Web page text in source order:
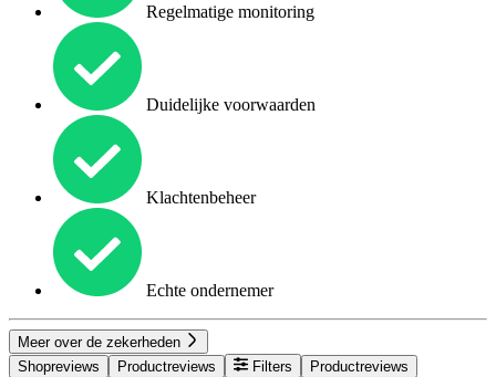
Regelmatige monitoring
Duidelijke voorwaarden
Klachtenbeheer
Echte ondernemer
Meer over de zekerheden
Shopreviews
Productreviews Filters Productreviews